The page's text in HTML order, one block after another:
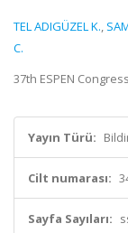
TEL ADIGÜZEL K.,
C.
37th ESPEN
Yayın Türü:
Cilt numarası:
Sayfa Sayıları: